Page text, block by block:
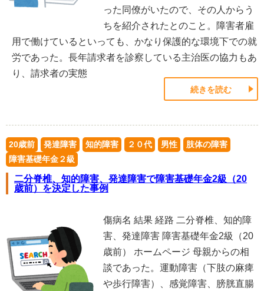
った同僚がいたので、その人からう
ちを紹介されたとのこと。障害者雇
用で働けているといっても、かなり保護的な環境下での就
労であった。長年請求者を診察している主治医の協力もあ
り、請求者の実態
続きを読む
20歳前 発達障害 知的障害 ２０代 男性
肢体の障害
障害基礎年金２級
二分脊椎、知的障害、発達障害で障害基礎年金2級（20
歳前）を決定した事例
傷病名 結果 経路 二分脊椎、知的障
害、発達障害 障害基礎年金2級（20
歳前） ホームページ 母親からの相
談であった。運動障害（下肢の麻痺
や歩行障害）、感覚障害、膀胱直腸